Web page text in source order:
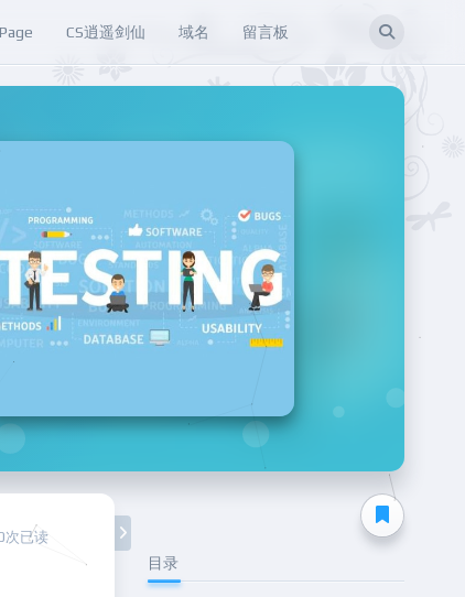
CS逍遥剑仙 域名 留言板
次已读
目录